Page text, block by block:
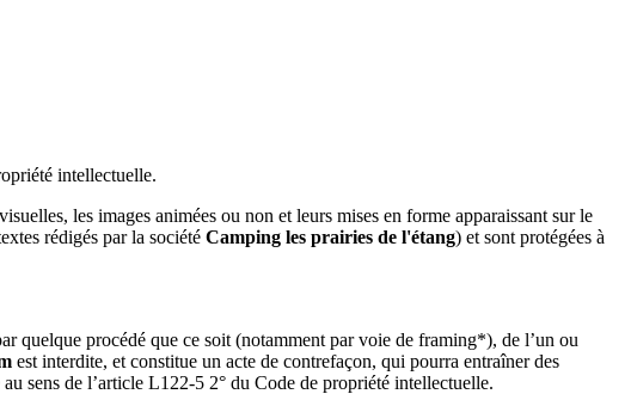
intellectuelle.
les images animées ou non et leurs mises en forme apparaissant sur le
rédigés par la société Camping les prairies de l'étang) et sont protégées à
quelque procédé que ce soit (notamment par voie de framing*), de l’un ou
est interdite, et constitue un acte de contrefaçon, qui pourra entraîner des
sens de l’article L122-5 2° du Code de propriété intellectuelle.